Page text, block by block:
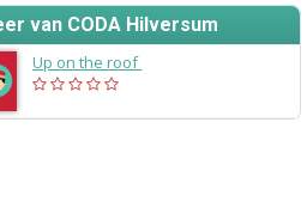
van CODA Hilversum
Up on the roof